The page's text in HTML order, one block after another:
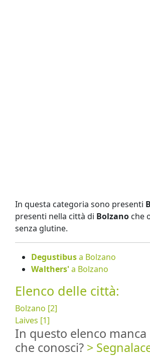
In questa categoria sono presenti
presenti nella città di Bolzano che
senza glutine.
Degustibusa Bolzano
Walthers'a Bolzano
Elenco delle città:
Bolzano [2]
Laives [1]
In questo elenco
che conosci? >